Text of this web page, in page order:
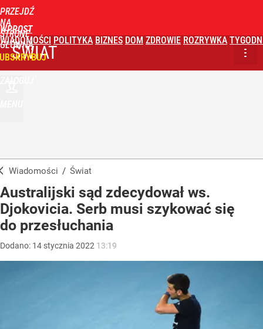
PRZEJDŹ
NA
STRONĘ
GŁÓWNĄ
WPROST
WIADOMOŚCI POLITYKA BIZNES DOM ZDROWIE ROZRYWKA
ŚWIAT
Wiadomości / Świat
Australijski sąd zdecydował ws.
Djokovicia. Serb musi szykować się
do przesłuchania
Dodano: 14 stycznia 2022 13:19